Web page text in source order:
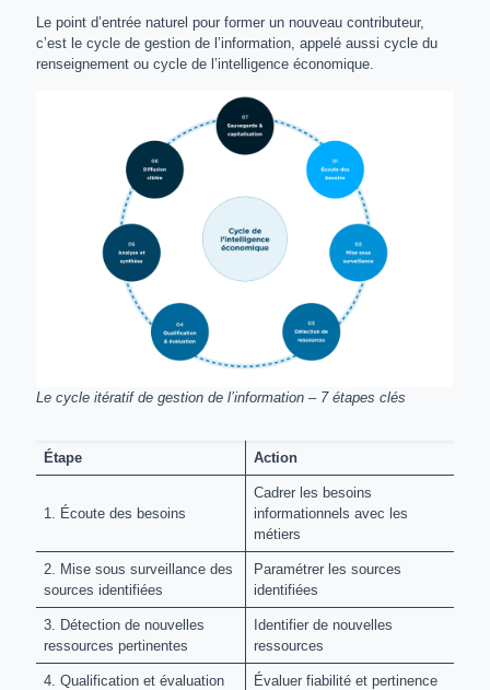
Le point d’entrée naturel pour former un nouveau contributeur,
c’est le cycle de gestion de l’information, appelé aussi cycle du
renseignement ou cycle de l’intelligence économique.
Le cycle itératif de gestion de l’information – 7 étapes clés
Étape Action
1. Écoute des besoins
Cadrer les besoins
informationnels avec les
métiers
2. Mise sous surveillance des
sources identifiées
Paramétrer les sources
identifiées
3. Détection de nouvelles
ressources pertinentes
Identifier de nouvelles
ressources
4. Qualification et évaluation
Évaluer fiabilité et pertinence